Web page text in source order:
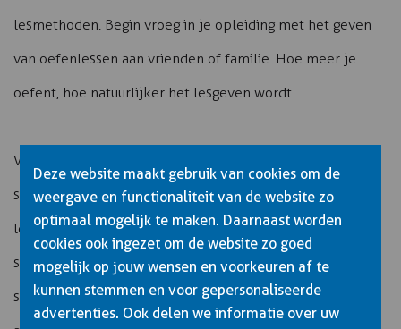
lesmethoden. Begin vroeg in je opleiding met het geven
van oefenlessen aan vrienden of familie. Hoe meer je
oefent, hoe natuurlijker het lesgeven wordt.
Voor de theorie-examens werken actieve
studietechnieken het best. Maak mindmaps van de
lesstof, test jezelf met oefenexamens en vorm een
studiegroep met medecursisten. Plan vaste
studiemomenten in je week en houd je daar consequent
Deze website maakt gebruik van cookies om de
weergave en functionaliteit van de website zo
optimaal mogelijk te maken. Daarnaast worden
cookies ook ingezet om de website zo goed
mogelijk op jouw wensen en voorkeuren af te
kunnen stemmen en voor gepersonaliseerde
advertenties. Ook delen we informatie over uw